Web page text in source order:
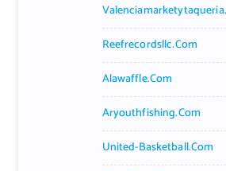
Reefrecordsllc.com
Alawaffle.com
Aryouthfishing.com
United-Basketball.com